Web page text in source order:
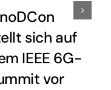
sich auf
IEEE 6G-
vor